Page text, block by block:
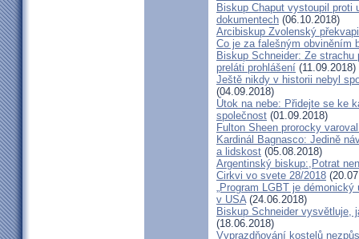
Biskup Chaput vystoupil
dokumentech (06.10.2018)
Arcibiskup Zvolenský
Co je za falešným obviněním
Biskup Schneider: Ze
preláti prohlášení (11.09.2018)
Ještě nikdy v historii nebyl
(04.09.2018)
Útok na nebe: Přidejte se ke
společnost (01.09.2018)
Fulton Sheen prorocky
Kardinál Bagnasco: Jedině
a lidskost (05.08.2018)
Argentinský biskup:,Potrat
Cirkvi vo svete 28/2018
„Program LGBT je
v USA(24.06.2018)
Biskup Schneider vysvětluje,
(18.06.2018)
Vyprazdňování kostelů